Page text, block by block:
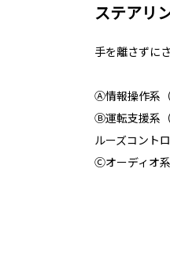
ステアリ
手を離さずに
Ⓐ情報操作系（
Ⓑ運転支援系
ルーズコント
Ⓒオーディオ系